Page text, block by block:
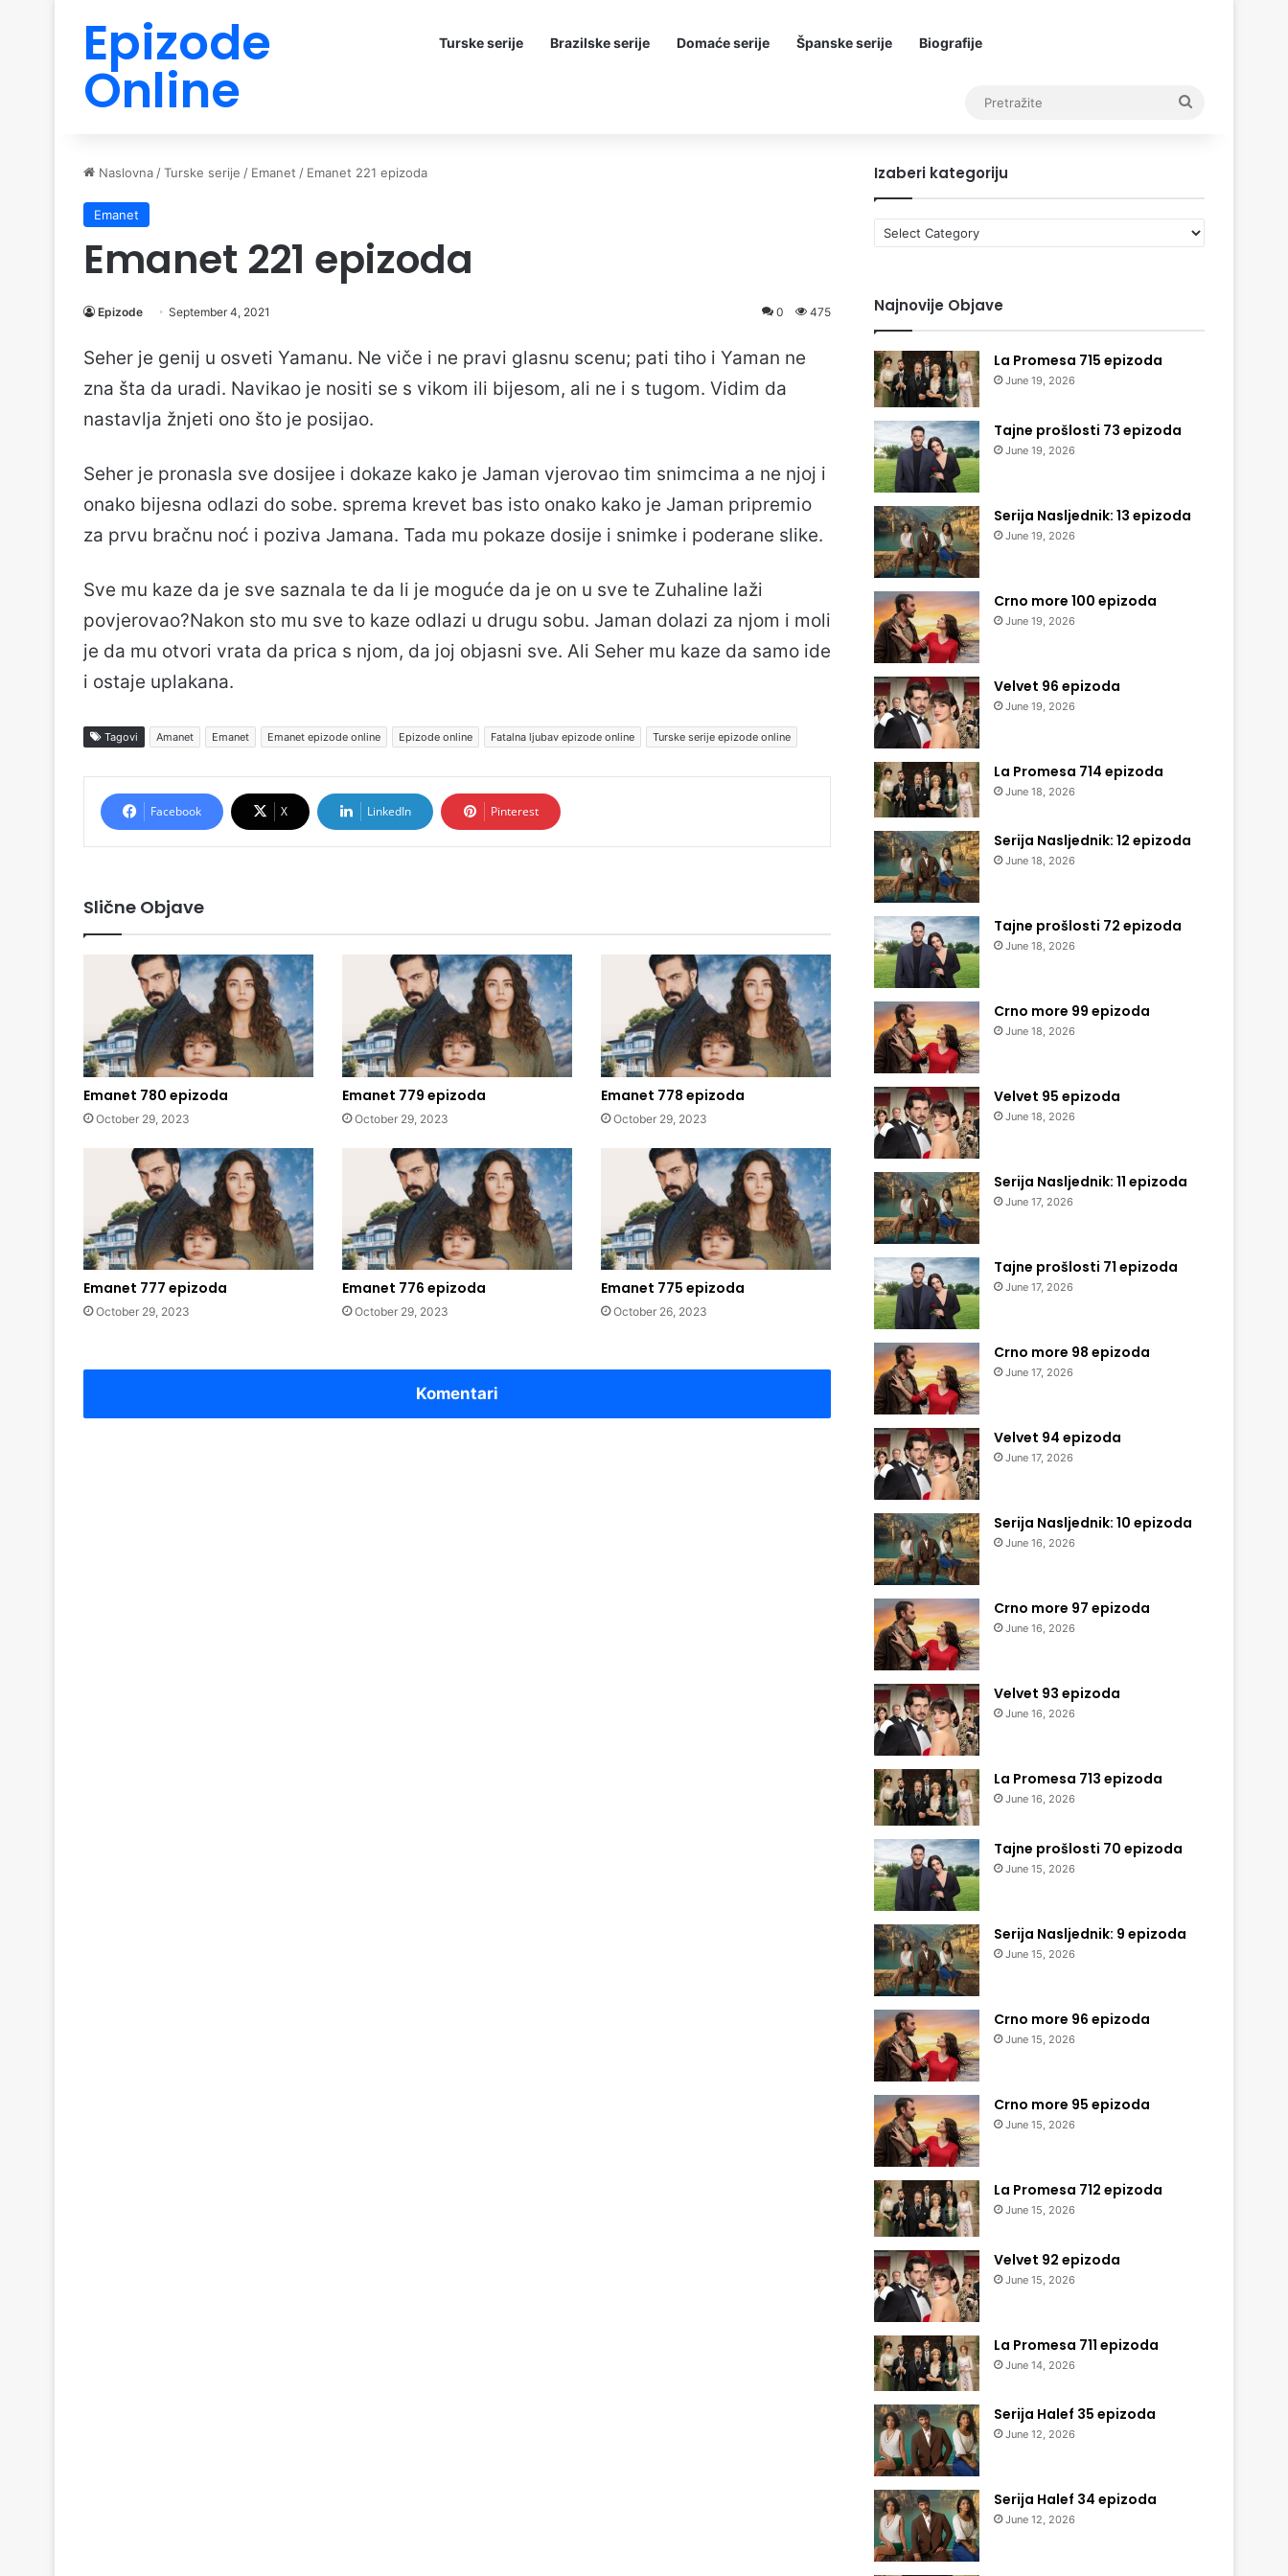
Epizode
Online
Turske serije Brazilske serije Domaće serije Španske serije Biografije
Naslovna /Turske serije / Emanet / Emanet 221 epizoda
Emanet
Emanet 221 epizoda
Epizode September 4, 2021 0 475
Seher je genij u osveti Yamanu. Ne viče i ne pravi glasnu scenu; pati tiho i Yaman ne
zna šta da uradi. Navikao je nositi se s vikom ili bijesom, ali ne i s tugom. Vidim da
nastavlja žnjeti ono što je posijao.
Seher je pronasla sve dosijee i dokaze kako je Jaman vjerovao tim snimcima a ne njoj i
onako bijesna odlazi do sobe. sprema krevet bas isto onako kako je Jaman pripremio
za prvu bračnu noć i poziva Jamana. Tada mu pokaze dosije i snimke i poderane slike.
Sve mu kaze da je sve saznala te da li je moguće da je on u sve te Zuhaline laži
povjerovao?Nakon sto mu sve to kaze odlazi u drugu sobu. Jaman dolazi za njom i moli
je da mu otvori vrata da prica s njom, da joj objasni sve. Ali Seher mu kaze da samo ide
i ostaje uplakana.
Tagovi Amanet Emanet Emanet epizode online Epizode online Fatalna ljubav epizode online Turske serije epizode online
Facebook X LinkedIn Pinterest
Slične Objave
Emanet 780 epizoda
October 29, 2023
Emanet 779 epizoda
October 29, 2023
Emanet 778 epizoda
October 29, 2023
Emanet 777 epizoda
October 29, 2023
Emanet 776 epizoda
October 29, 2023
Emanet 775 epizoda
October 26, 2023
Komentari
Izaberi kategoriju
Izaberi
kategoriju
Najnovije Objave
La Promesa 715 epizoda
June 19, 2026
Tajne prošlosti 73 epizoda
June 19, 2026
Serija Nasljednik: 13 epizoda
June 19, 2026
Crno more 100 epizoda
June 19, 2026
Velvet 96 epizoda
June 19, 2026
La Promesa 714 epizoda
June 18, 2026
Serija Nasljednik: 12 epizoda
June 18, 2026
Tajne prošlosti 72 epizoda
June 18, 2026
Crno more 99 epizoda
June 18, 2026
Velvet 95 epizoda
June 18, 2026
Serija Nasljednik: 11 epizoda
June 17, 2026
Tajne prošlosti 71 epizoda
June 17, 2026
Crno more 98 epizoda
June 17, 2026
Velvet 94 epizoda
June 17, 2026
Serija Nasljednik: 10 epizoda
June 16, 2026
Crno more 97 epizoda
June 16, 2026
Velvet 93 epizoda
June 16, 2026
La Promesa 713 epizoda
June 16, 2026
Tajne prošlosti 70 epizoda
June 15, 2026
Serija Nasljednik: 9 epizoda
June 15, 2026
Crno more 96 epizoda
June 15, 2026
Crno more 95 epizoda
June 15, 2026
La Promesa 712 epizoda
June 15, 2026
Velvet 92 epizoda
June 15, 2026
La Promesa 711 epizoda
June 14, 2026
Serija Halef 35 epizoda
June 12, 2026
Serija Halef 34 epizoda
June 12, 2026